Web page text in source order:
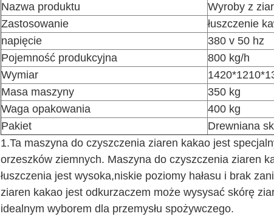
Nazwa produktu
Wyroby z
Zastosowanie
łuszczenie
napięcie
380 v 50 hz
Pojemność produkcyjna
800 kg/h
Wymiar
Masa maszyny
350 kg
Waga opakowania
400 kg
Pakiet
Drewniana
1.Ta maszyna do czyszczenia ziaren kakao jest
orzeszków ziemnych. Maszyna do czyszczenia ziaren
łuszczenia jest wysoka,niskie poziomy hałasu i brak
ziaren kakao jest odkurzaczem może wysysać skórę
idealnym wyborem dla przemysłu spożywczego.